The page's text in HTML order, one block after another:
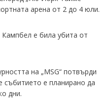
арена от 2 до 4 юли.
е била убита от
на „MSG“ потвърди
събитието е планирано да
дни.